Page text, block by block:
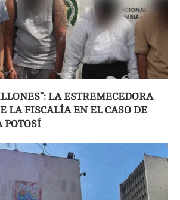
LA ESTREMECEDORA
LA FISCALÍA EN EL CASO DE